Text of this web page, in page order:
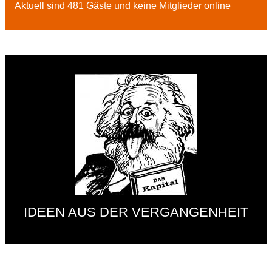
Aktuell sind 481 Gäste und keine Mitglieder online
IDEEN AUS DER VERGANGENHEIT